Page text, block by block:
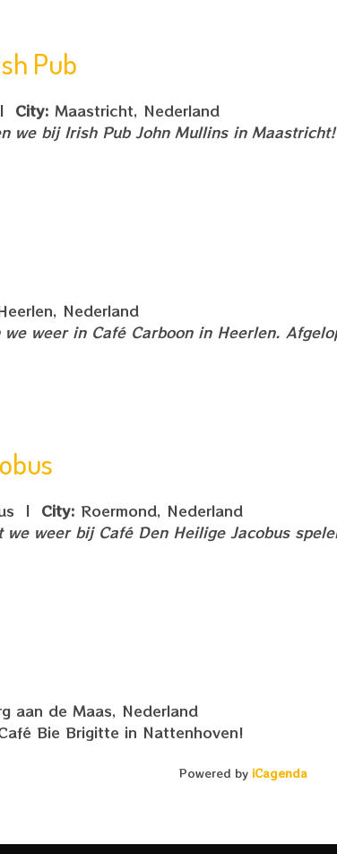
Pub
| City: Maastricht, Nederland
we bij Irish Pub John Mullins in Maastricht!
Nederland
weer in Café Carboon in Heerlen.
| City: Roermond, Nederland
we weer bij Café Den Heilige Jacobus
aan de Maas, Nederland
Bie Brigitte in Nattenhoven!
Powered by iCagenda